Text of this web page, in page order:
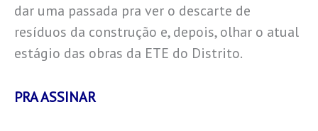
dar uma passada pra ver o descarte de
resíduos da construção e, depois, olhar o atual
estágio das obras da ETE do Distrito.
PRA ASSINAR